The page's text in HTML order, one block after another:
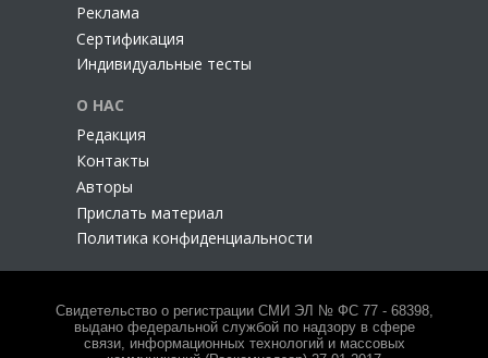
Реклама
Сертификация
Индивидуальные тесты
О НАС
Редакция
Контакты
Авторы
Прислать материал
Политика конфиденциальности
Свидетельство о регистрации СМИ ЭЛ № ФС 77 - 68398,
выдано федеральной службой по надзору в сфере
связи, информационных технологий и массовых